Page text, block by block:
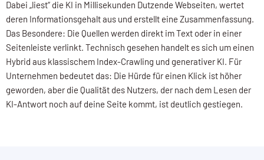
Dabei „liest“ die KI in Millisekunden Dutzende Webseiten, wertet
deren Informationsgehalt aus und erstellt eine Zusammenfassung.
Das Besondere: Die Quellen werden direkt im Text oder in einer
Seitenleiste verlinkt. Technisch gesehen handelt es sich um einen
Hybrid aus klassischem Index-Crawling und generativer KI. Für
Unternehmen bedeutet das: Die Hürde für einen Klick ist höher
geworden, aber die Qualität des Nutzers, der nach dem Lesen der
KI-Antwort noch auf deine Seite kommt, ist deutlich gestiegen.